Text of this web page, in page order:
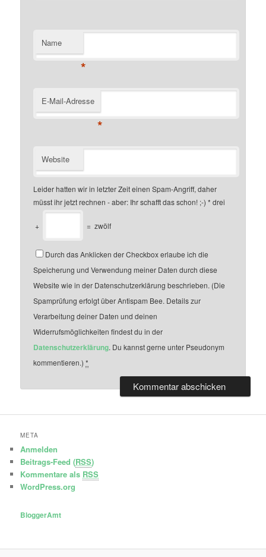
Name
*
E-Mail-Adresse
*
Website
Leider hatten wir in letzter Zeit einen Spam-Angriff, daher
müsst ihr jetzt rechnen - aber: Ihr schafft das schon! ;-) * drei
+ = zwölf
Durch das Anklicken der Checkbox erlaube ich die
Speicherung und Verwendung meiner Daten durch diese
Website wie in der Datenschutzerklärung beschrieben. (Die
Spamprüfung erfolgt über Antispam Bee. Details zur
Verarbeitung deiner Daten und deinen
Widerrufsmöglichkeiten findest du in der
Datenschutzerklärung. Du kannst gerne unter Pseudonym
kommentieren.)*
META
Anmelden
Beitrags-Feed (RSS)
Kommentare als RSS
WordPress.org
BloggerAmt